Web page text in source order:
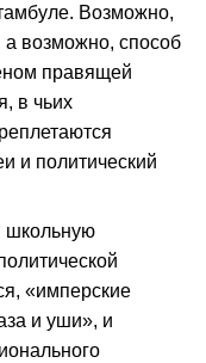
Возможно,
а возможно, способ
правящей
в чьих
и политический
школьную
«имперские
и уши», и